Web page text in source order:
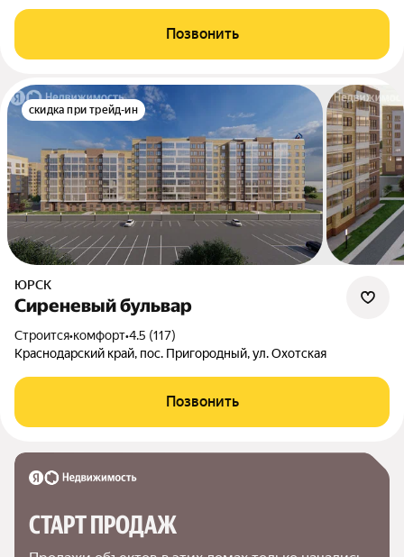
Позвонить
скидка при трейд-ин
ЮРСК
Сиреневый бульвар
Строится•комфорт•4.5 (117)
Краснодарский край, пос. Пригородный, ул. Охотская
Позвонить
СТАРТ ПРОДАЖ